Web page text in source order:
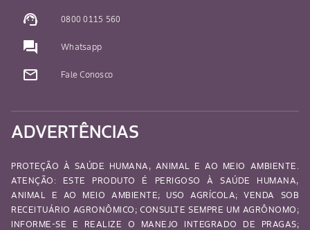
support_agent 0800 0115 560
question_answer Whatsapp
mail_outline Fale Conosco
ADVERTÊNCIAS
PROTEÇÃO À SAÚDE HUMANA, ANIMAL E AO MEIO AMBIENTE.
ATENÇÃO: ESTE PRODUTO É PERIGOSO À SAÚDE HUMANA,
ANIMAL E AO MEIO AMBIENTE; USO AGRÍCOLA; VENDA SOB
RECEITUÁRIO AGRONÔMICO; CONSULTE SEMPRE UM AGRÔNOMO;
INFORME-SE E REALIZE O MANEJO INTEGRADO DE PRAGAS;